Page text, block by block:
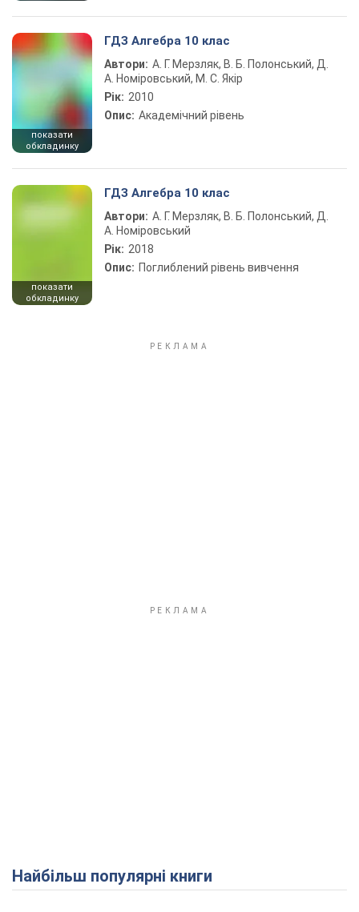
показати
обкладинку
ГДЗ Алгебра 10 клас
Автори: А. Г. Мерзляк, В. Б. Полонський, Д.
А. Номіровський, М. С. Якір
Рік: 2010
Опис: Академічний рівень
показати
обкладинку
ГДЗ Алгебра 10 клас
Автори: А. Г. Мерзляк, В. Б. Полонський, Д.
А. Номіровський
Рік: 2018
Опис: Поглиблений рівень вивчення
Найбільш популярні книги